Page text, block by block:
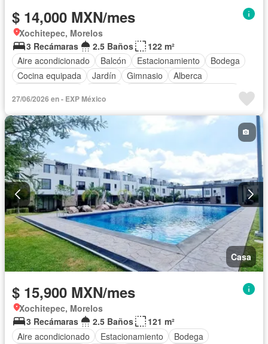
$ 14,000 MXN/mes
Xochitepec, Morelos
3 Recámaras
2.5 Baños
122 m²
Aire acondicionado
Balcón Estacionamiento
Bodega
Cocina equipada
Jardín Gimnasio
Alberca
27/06/2026 en - EXP México
Casa
$ 15,900 MXN/mes
Xochitepec, Morelos
3 Recámaras
2.5 Baños
121 m²
Aire acondicionado
Estacionamiento
Bodega